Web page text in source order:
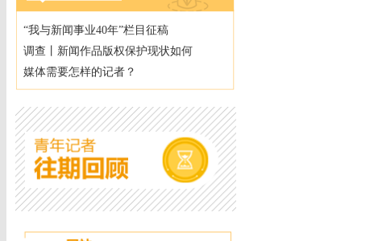
“我与新闻事业40年”栏目征稿
调查丨新闻作品版权保护现状如何
媒体需要怎样的记者？